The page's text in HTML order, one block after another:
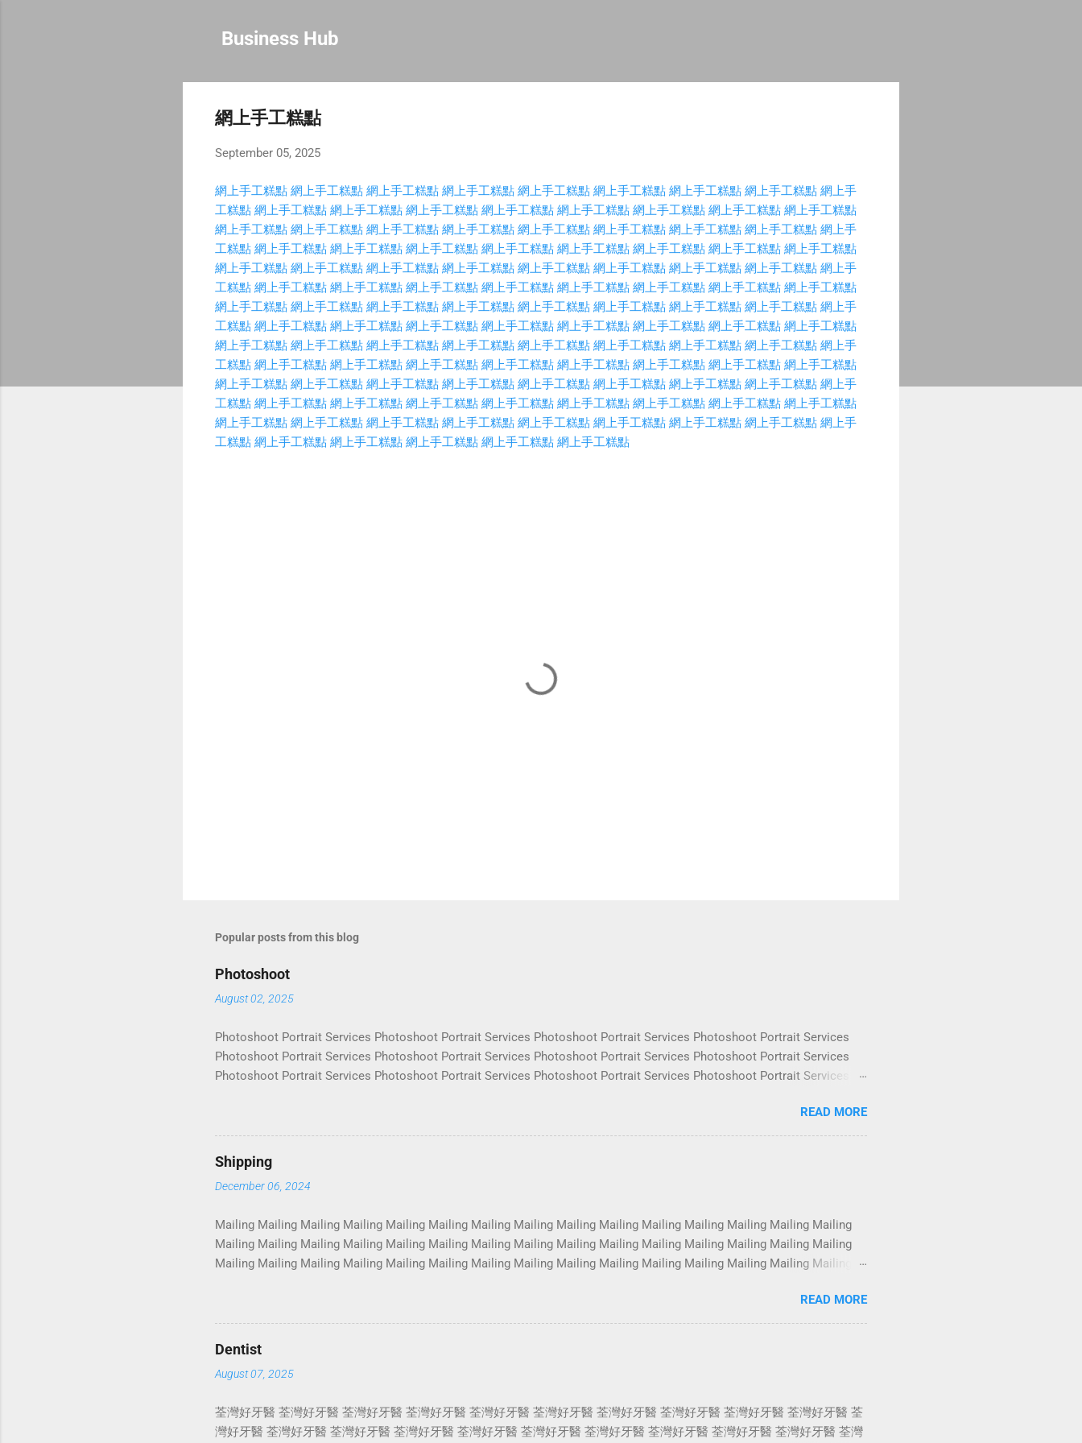
Business Hub
網上手工糕點
September 05, 2025
網上手工糕點 網上手工糕點 網上手工糕點 網上手工糕點 網上手工糕點 網上手工糕點 網上手工糕點 網上手工糕點 網上手
工糕點 網上手工糕點 網上手工糕點 網上手工糕點 網上手工糕點 網上手工糕點 網上手工糕點 網上手工糕點 網上手工糕點
網上手工糕點 網上手工糕點 網上手工糕點 網上手工糕點 網上手工糕點 網上手工糕點 網上手工糕點 網上手工糕點 網上手
工糕點 網上手工糕點 網上手工糕點 網上手工糕點 網上手工糕點 網上手工糕點 網上手工糕點 網上手工糕點 網上手工糕點
網上手工糕點 網上手工糕點 網上手工糕點 網上手工糕點 網上手工糕點 網上手工糕點 網上手工糕點 網上手工糕點 網上手
工糕點 網上手工糕點 網上手工糕點 網上手工糕點 網上手工糕點 網上手工糕點 網上手工糕點 網上手工糕點 網上手工糕點
網上手工糕點 網上手工糕點 網上手工糕點 網上手工糕點 網上手工糕點 網上手工糕點 網上手工糕點 網上手工糕點 網上手
工糕點 網上手工糕點 網上手工糕點 網上手工糕點 網上手工糕點 網上手工糕點 網上手工糕點 網上手工糕點 網上手工糕點
網上手工糕點 網上手工糕點 網上手工糕點 網上手工糕點 網上手工糕點 網上手工糕點 網上手工糕點 網上手工糕點 網上手
工糕點 網上手工糕點 網上手工糕點 網上手工糕點 網上手工糕點 網上手工糕點 網上手工糕點 網上手工糕點 網上手工糕點
網上手工糕點 網上手工糕點 網上手工糕點 網上手工糕點 網上手工糕點 網上手工糕點 網上手工糕點 網上手工糕點 網上手
工糕點 網上手工糕點 網上手工糕點 網上手工糕點 網上手工糕點 網上手工糕點 網上手工糕點 網上手工糕點 網上手工糕點
網上手工糕點 網上手工糕點 網上手工糕點 網上手工糕點 網上手工糕點 網上手工糕點 網上手工糕點 網上手工糕點 網上手
工糕點 網上手工糕點 網上手工糕點 網上手工糕點 網上手工糕點 網上手工糕點
Popular posts from this blog
Photoshoot
August 02, 2025
Photoshoot Portrait Services Photoshoot Portrait Services Photoshoot Portrait Services Photoshoot Portrait Services
Photoshoot Portrait Services Photoshoot Portrait Services Photoshoot Portrait Services Photoshoot Portrait Services
Photoshoot Portrait Services Photoshoot Portrait Services Photoshoot Portrait Services Photoshoot Portrait Services
Photoshoot Portrait Services Photoshoot Portrait Services Photoshoot Portrait Services Photoshoot Portrait Services
Photoshoot Portrait Services Photoshoot Portrait Services Photoshoot Portrait Services Photoshoot Portrait Services
Photoshoot Portrait Services Photoshoot Portrait Services Photoshoot Portrait Services Photoshoot Portrait Services
Photoshoot Portrait Services Photoshoot Portrait Services Photoshoot Portrait Services Photoshoot Portrait Services
Photosho...
READ MORE
Shipping
December 06, 2024
Mailing Mailing Mailing Mailing Mailing Mailing Mailing Mailing Mailing Mailing Mailing Mailing Mailing Mailing Mailing
Mailing Mailing Mailing Mailing Mailing Mailing Mailing Mailing Mailing Mailing Mailing Mailing Mailing Mailing Mailing
Mailing Mailing Mailing Mailing Mailing Mailing Mailing Mailing Mailing Mailing Mailing Mailing Mailing Mailing Mailing
Mailing Mailing Mailing Mailing Mailing Mailing Mailing Mailing Mailing Mailing Mailing Mailing Mailing Mailing Mailing
Mailing Mailing Mailing Mailing Mailing Mailing Mailing Mailing Mailing Mailing Mailing Mailing Mailing Mailing Mailing
Mailing Mailing Mailing Mailing Mailing Mailing Mailing Mailing Mailing Mailing ...
READ MORE
Dentist
August 07, 2025
荃灣好牙醫 荃灣好牙醫 荃灣好牙醫 荃灣好牙醫 荃灣好牙醫 荃灣好牙醫 荃灣好牙醫 荃灣好牙醫 荃灣好牙醫 荃灣好牙醫 荃
灣好牙醫 荃灣好牙醫 荃灣好牙醫 荃灣好牙醫 荃灣好牙醫 荃灣好牙醫 荃灣好牙醫 荃灣好牙醫 荃灣好牙醫 荃灣好牙醫 荃灣